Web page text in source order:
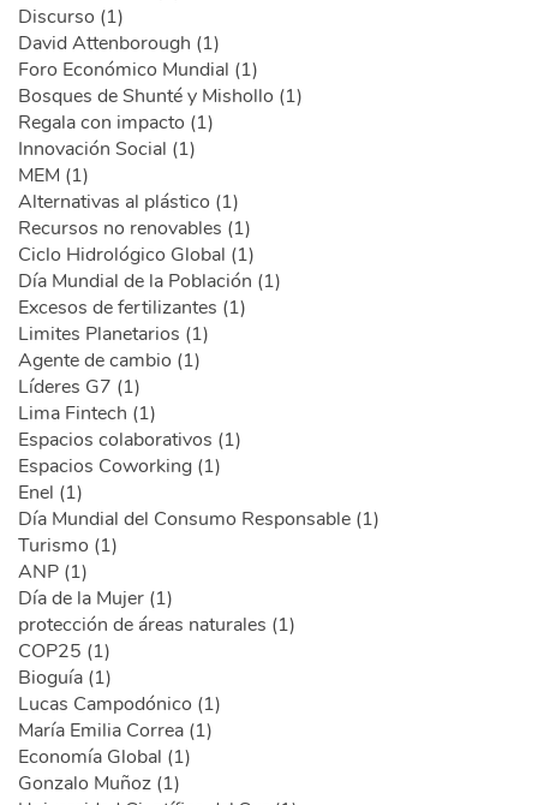
Discurso (1)
David Attenborough (1)
Foro Económico Mundial (1)
Bosques de Shunté y Mishollo (1)
Regala con impacto (1)
Innovación Social (1)
MEM (1)
Alternativas al plástico (1)
Recursos no renovables (1)
Ciclo Hidrológico Global (1)
Día Mundial de la Población (1)
Excesos de fertilizantes (1)
Limites Planetarios (1)
Agente de cambio (1)
Líderes G7 (1)
Lima Fintech (1)
Espacios colaborativos (1)
Espacios Coworking (1)
Enel (1)
Día Mundial del Consumo Responsable (1)
Turismo (1)
ANP (1)
Día de la Mujer (1)
protección de áreas naturales (1)
COP25 (1)
Bioguía (1)
Lucas Campodónico (1)
María Emilia Correa (1)
Economía Global (1)
Gonzalo Muñoz (1)